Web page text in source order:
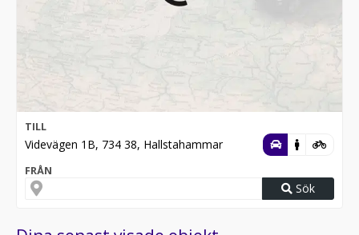
TILL
Videvägen 1B, 734 38, Hallstahammar
FRÅN
Sök